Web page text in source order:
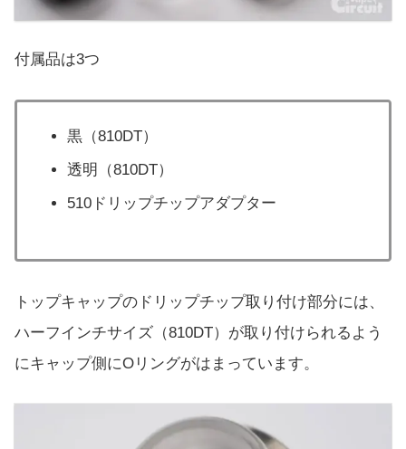
付属品は3つ
黒（810DT）
透明（810DT）
510ドリップチップアダプター
トップキャップのドリップチップ取り付け部分には、
ハーフインチサイズ（810DT）が取り付けられるよう
にキャップ側にOリングがはまっています。